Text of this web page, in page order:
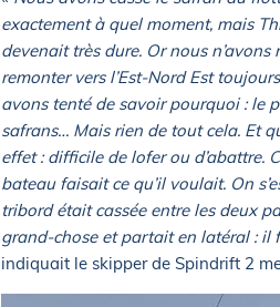
exactement à quel moment, mais
devenait très dure. Or nous
remonter vers l’Est-Nord Est
avons tenté de savoir pourquoi : le
safrans… Mais rien de tout cela. Et
effet : difficile de lofer ou d’abattre.
bateau faisait ce qu’il voulait. On
tribord était cassée entre les deux
grand-chose et partait en latéral : il
indiquait le skipper de Spindrift 2